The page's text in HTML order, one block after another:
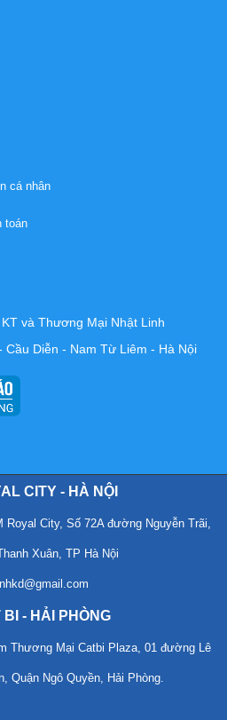
cá nhân
toán
và Thương Mại Nhật Linh
Cầu Diễn - Nam Từ Liêm - Hà Nội
CITY - HÀ NỘI
Royal City, Số 72A đường Nguyễn Trãi,
Xuân, TP Hà Nội
- HẢI PHÒNG
Thương Mại Catbi Plaza, 01 đường Lê
Quận Ngô Quyền, Hải Phòng.